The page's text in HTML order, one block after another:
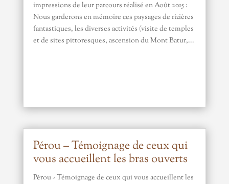
impressions de leur parcours réalisé en Août 2015 :
Nous garderons en mémoire ces paysages de rizières
fantastiques, les diverses activités (visite de temples
et de sites pittoresques, ascension du Mont Batur,...
Pérou – Témoignage de ceux qui
vous accueillent les bras ouverts
Pérou - Témoignage de ceux qui vous accueillent les